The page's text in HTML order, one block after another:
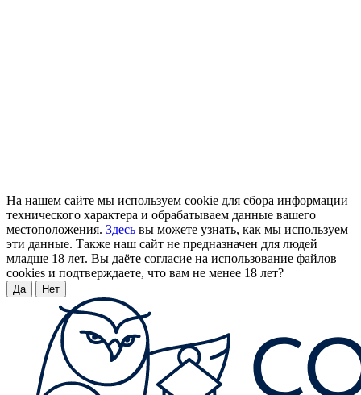
На нашем сайте мы используем cookie для сбора информации
технического характера и обрабатываем данные вашего
местоположения. Здесь вы можете узнать, как мы используем
эти данные. Также наш сайт не предназначен для людей
младше 18 лет. Вы даёте согласие на использование файлов
cookies и подтверждаете, что вам не менее 18 лет?
Да Нет